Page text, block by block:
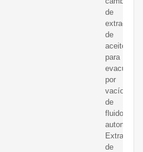
de
extractor
de
aceite
para
por
vacío
de
fluidos
Extractor
de